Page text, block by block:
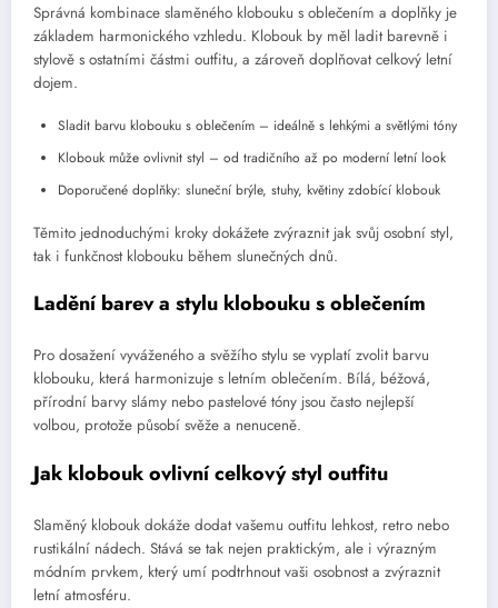
Správná kombinace slaměného klobouku s oblečením a doplňky je
základem harmonického vzhledu. Klobouk by měl ladit barevně i
stylově s ostatními částmi outfitu, a zároveň doplňovat celkový letní
dojem.
Sladit barvu klobouku s oblečením – ideálně s lehkými a světlými tóny
Klobouk může ovlivnit styl – od tradičního až po moderní letní look
Doporučené doplňky: sluneční brýle, stuhy, květiny zdobící klobouk
Těmito jednoduchými kroky dokážete zvýraznit jak svůj osobní styl,
tak i funkčnost klobouku během slunečných dnů.
Ladění barev a stylu klobouku s oblečením
Pro dosažení vyváženého a svěžího stylu se vyplatí zvolit barvu
klobouku, která harmonizuje s letním oblečením. Bílá, béžová,
přírodní barvy slámy nebo pastelové tóny jsou často nejlepší
volbou, protože působí svěže a nenuceně.
Jak klobouk ovlivní celkový styl outfitu
Slaměný klobouk dokáže dodat vašemu outfitu lehkost, retro nebo
rustikální nádech. Stává se tak nejen praktickým, ale i výrazným
módním prvkem, který umí podtrhnout vaši osobnost a zvýraznit
letní atmosféru.